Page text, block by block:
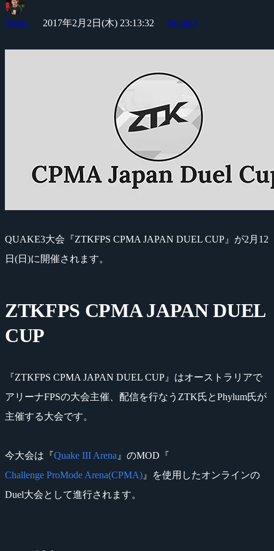
Yossy 2017年2月2日(木) 23:13:32 Quake3
QUAKE3大会『ZTKFPS CPMA JAPAN DUEL CUP』が2月12
日(日)に開催されます。
ZTKFPS CPMA JAPAN DUEL
CUP
『ZTKFPS CPMA JAPAN DUEL CUP』はオーストラリアで
アリーナFPSの大会主催、配信を行なうZTK氏とPhylum氏が
主催する大会です。
今大会は『Quake III Arena 』のMOD『
Challenge ProMode Arena(CPMA) 』を使用したオンラインの
Duel大会として進行されます。